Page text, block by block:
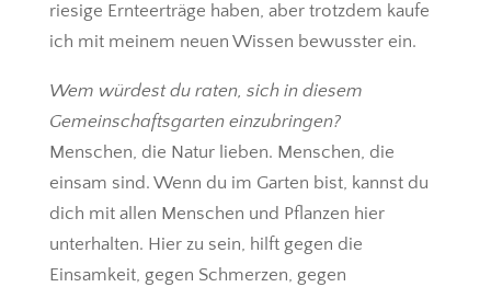
riesige Ernteerträge haben, aber trotzdem kaufe
ich mit meinem neuen Wissen bewusster ein.
Wem würdest du raten, sich in diesem
Gemeinschaftsgarten einzubringen?
Menschen, die Natur lieben. Menschen, die
einsam sind. Wenn du im Garten bist, kannst du
dich mit allen Menschen und Pflanzen hier
unterhalten. Hier zu sein, hilft gegen die
Einsamkeit, gegen Schmerzen, gegen